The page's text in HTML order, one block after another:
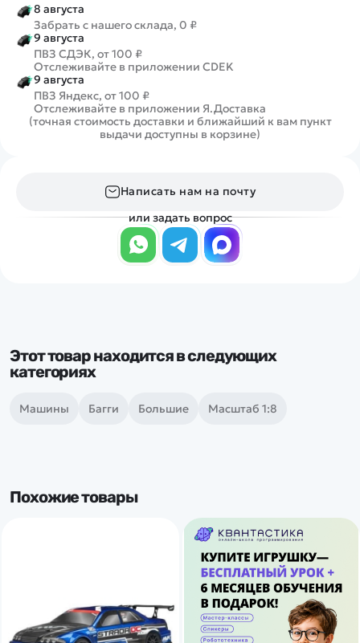
8 августа
Забрать с нашего склада, 0 ₽
9 августа
ПВЗ СДЭК, от 100 ₽
Отслеживайте в приложении CDEK
9 августа
ПВЗ Яндекс, от 100 ₽
Отслеживайте в приложении Я.Доставка
(точная стоимость доставки и ближайший к вам пункт
выдачи доступны в корзине)
Написать нам на почту
или задать вопрос
Этот товар находится в следующих
категориях
Машины Багги Большие Масштаб 1:8
Похожие товары